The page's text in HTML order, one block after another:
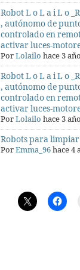
Robot L o L a i L o
, autónomo de
controlado en
activar luces-
PorLolailo hace 3
Robot L o L a i L o
, autónomo de
controlado en
activar luces-
PorLolailo hace 3
Robots para
PorEmma_96hace 4